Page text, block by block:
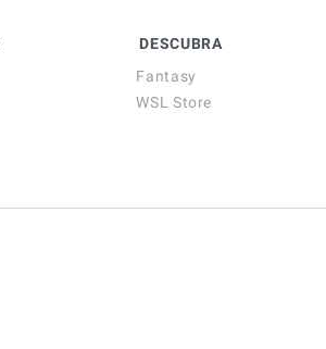
DESCUBRA
Fantasy
WSL Store